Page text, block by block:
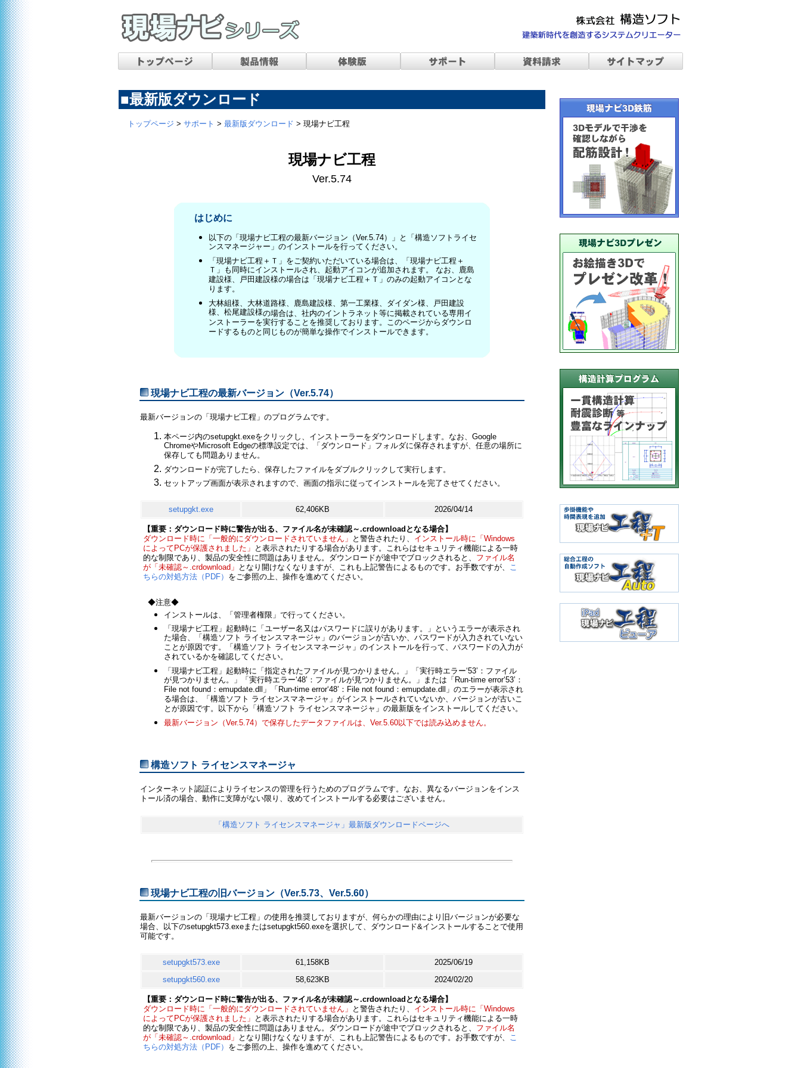
■最新版ダウンロード
トップページ > サポート > 最新版ダウンロード > 現場ナビ工程
現場ナビ工程
Ver.5.74
はじめに
以下の「現場ナビ工程の最新バージョン（Ver.5.74）」と「構造ソフトライセ
ンスマネージャー」のインストールを行ってください。
「現場ナビ工程＋Ｔ」をご契約いただいている場合は、「現場ナビ工程＋
Ｔ」も同時にインストールされ、起動アイコンが追加されます。 なお、鹿島
建設様、戸田建設様の場合は「現場ナビ工程＋Ｔ」のみの起動アイコンとな
ります。
大林組様、大林道路様、鹿島建設様、第一工業様、ダイダン様、戸田建設
様、松尾建設様の場合は、社内のイントラネット等に掲載されている専用イ
ンストーラーを実行することを推奨しております。このページからダウンロ
ードするものと同じものが簡単な操作でインストールできます。
現場ナビ工程の最新バージョン（Ver.5.74）
最新バージョンの「現場ナビ工程」のプログラムです。
本ページ内のsetupgkt.exeをクリックし 、インストーラーをダウンロードします。なお、Google
ChromeやMicrosoft Edgeの標準設定では、「ダウンロード」フォルダに保存されますが、任意の場所に
保存しても問題ありません。
ダウンロードが完了したら、保存したファイルをダブルクリックして実行します。
セットアップ画面が表示されますので、画面の指示に従ってインストールを完了させてください。
setupgkt.exe 62,406KB 2026/04/14
【重要：ダウンロード時に警告が出る、ファイル名が未確認～.crdownloadとなる場合】
ダウンロード時に「一般的にダウンロードされていません」 と警告されたり、 インストール時に「Windows
によってPCが保護されました」 と表示されたりする場合があります。これらはセキュリティ機能による一時
的な制限であり、製品の安全性に問題はありません。ダウンロードが途中でブロックされると、 ファイル名
が「未確認～.crdownload」 となり開けなくなりますが、これも上記警告によるものです。お手数ですが、 こ
ちらの対処方法（PDF） をご参照の上、操作を進めてください。
◆注意◆
インストールは、「管理者権限」で行ってください。
「現場ナビ工程」起動時に「ユーザー名又はパスワードに誤りがあります。」というエラーが表示され
た場合、「構造ソフト ライセンスマネージャ」のバージョンが古いか、パスワードが入力されていない
ことが原因です。「構造ソフト ライセンスマネージャ」のインストールを行って、パスワードの入力が
されているかを確認してください。
「現場ナビ工程」起動時に「指定されたファイルが見つかりません。」「実行時エラー‘53’：ファイル
が見つかりません。」「実行時エラー‘48’：ファイルが見つかりません。」または「Run-time error‘53’：
File not found：emupdate.dll」「Run-time error‘48’：File not found：emupdate.dll」のエラーが表示され
る場合は、「構造ソフト ライセンスマネージャ」がインストールされていないか、バージョンが古いこ
とが原因です。以下から「構造ソフト ライセンスマネージャ」の最新版をインストールしてください。
最新バージョン（Ver.5.74）で保存したデータファイルは、Ver.5.60以下では読み込めません。
構造ソフト ライセンスマネージャ
インターネット認証によりライセンスの管理を行うためのプログラムです。なお、異なるバージョンをインス
トール済の場合、動作に支障がない限り、改めてインストールする必要はございません。
「構造ソフト ライセンスマネージャ」最新版ダウンロードページへ
現場ナビ工程の旧バージョン（Ver.5.73、Ver.5.60）
最新バージョンの「現場ナビ工程」の使用を推奨しておりますが、何らかの理由により旧バージョンが必要な
場合、以下のsetupgkt573.exeまたはsetupgkt560.exeを選択して、ダウンロード&インストールすることで使用
可能です。
setupgkt573.exe 61,158KB
2025/06/19
setupgkt560.exe
58,623KB 2024/02/20
【重要：ダウンロード時に警告が出る、ファイル名が未確認～.crdownloadとなる場合】
ダウンロード時に「一般的にダウンロードされていません」 と警告されたり、 インストール時に「Windows
によってPCが保護されました」 と表示されたりする場合があります。これらはセキュリティ機能による一時
的な制限であり、製品の安全性に問題はありません。ダウンロードが途中でブロックされると、 ファイル名
が「未確認～.crdownload」 となり開けなくなりますが、これも上記警告によるものです。お手数ですが、 こ
ちらの対処方法（PDF） をご参照の上、操作を進めてください。